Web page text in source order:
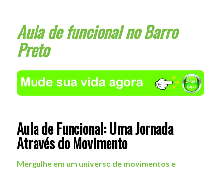
Aula de funcional no Barro
Preto
Aula de Funcional: Uma Jornada
Através do Movimento
Mergulhe em um universo de movimentos e